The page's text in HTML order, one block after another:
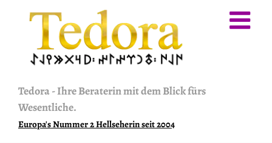
Tedora-Ihre Beraterin mit dem Blick fürs
Wesentliche.
Europa's Nummer 2 Hellseherin seit 2004